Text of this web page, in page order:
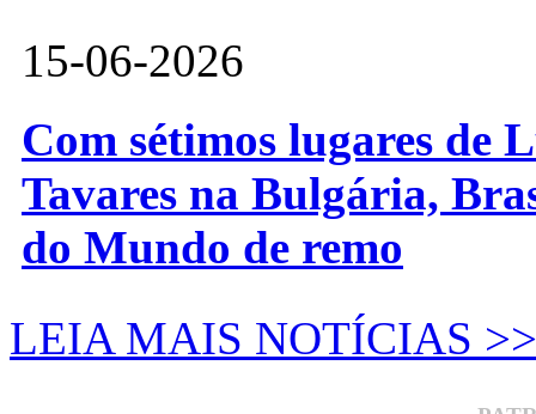
15-06-2026
Com sétimos lugares de
Tavares na Bulgária,
do Mundo de remo
LEIA MAIS NOTÍCIAS >>